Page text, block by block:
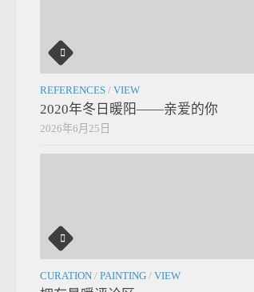
REFERENCES / VIEW
2020年冬日暖阳——亲爱的你
2026年6月25日
CURATION / PAINTING / VIEW